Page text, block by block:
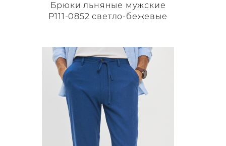
Брюки льняные мужские
P111-0852 светло-бежевые
товар
имеет
несколько
вариаций.
Опции
можно
выбрать